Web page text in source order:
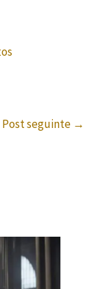
Post seguinte →